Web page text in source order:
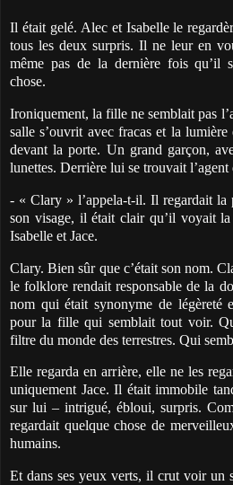
Il était gelé. Alec et Isabelle le
tous les deux surpris. Il ne leur en
même pas de la dernière fois qu’il
chose.
Ironiquement, la fille ne semblait pas
salle s’ouvrit avec fracas et la lumière
devant la porte. Un grand garçon,
lunettes. Derrière lui se trouvait l’agent
- « Clary » l’appela-t-il. Il regardait la
son visage, il était clair qu’il voyait
Isabelle et Jace.
Clary. Bien sûr que c’était son nom.
le folklore rendait responsable de la
nom qui était synonyme de légèreté
pour la fille qui semblait tout voir.
filtre du monde des terrestres. Qui
Elle regarda en arrière, elle ne les
uniquement Jace. Il était immobile
sur lui – intrigué, ébloui, surpris.
regardait quelque chose de
humains.
Et dans ses yeux verts, il crut voir un